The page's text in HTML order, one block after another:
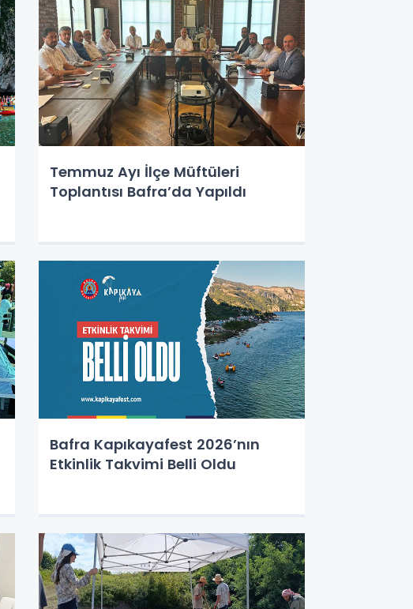
Temmuz Ayı İlçe Müftüleri
Toplantısı Bafra’da Yapıldı
Bafra Kapıkayafest 2026’nın
Etkinlik Takvimi Belli Oldu